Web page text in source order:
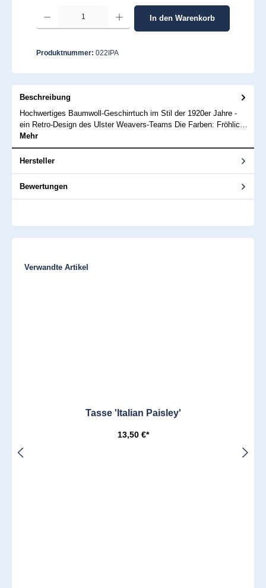
Produkt Anzahl: Gib den gewünschten Wert ein oder benutze die Schaltflächen
In den Warenkorb
Produktnummer: 022IPA
Beschreibung
Hochwertiges Baumwoll-Geschirrtuch im Stil der 1920er Jahre -
ein Retro-Design des Ulster Weavers-Teams Die Farben: Fröhlic…
Mehr
Hersteller
Bewertungen
Produktgalerie überspringen
Verwandte Artikel
Tasse 'Italian Paisley'
13,50 €*